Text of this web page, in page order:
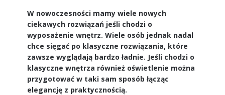
W nowoczesności mamy wiele nowych
ciekawych rozwiązań jeśli chodzi o
wyposażenie wnętrz. Wiele osób jednak nadal
chce sięgać po klasyczne rozwiązania, które
zawsze wyglądają bardzo ładnie. Jeśli chodzi o
klasyczne wnętrza również oświetlenie można
przygotować w taki sam sposób łącząc
elegancję z praktycznością.